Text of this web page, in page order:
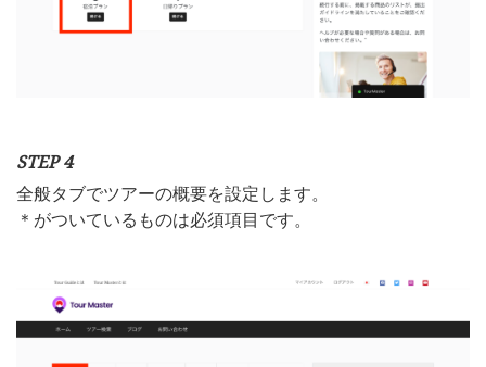
STEP 4
全般タブでツアーの概要を設定します。
＊がついているものは必須項目です。